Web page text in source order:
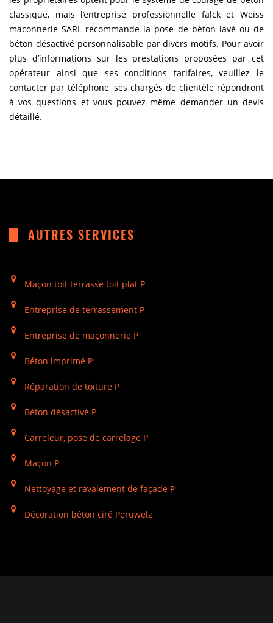
classique, mais l’entreprise professionnelle falck et Weiss
maconnerie SARL recommande la pose de béton lavé ou de
béton désactivé personnalisable par divers motifs. Pour avoir
plus d’informations sur les prestations proposées par cet
opérateur ainsi que ses conditions tarifaires, veuillez le
contacter par téléphone, ses chargés de clientèle répondront
à vos questions et vous pouvez même demander un devis
détaillé.
AUTRES SERVICES
Maçon toit terrasse toit plat P
Entreprise de terrassement P
Entreprise de maçonnerie P
Béton imprimé P
Réparation de toiture P
Béton désactivé P
Carreleur, pose de carrelage P
Maçon P
Nettoyage et ravalement de façade P
Décoration béton ciré Peruwelz